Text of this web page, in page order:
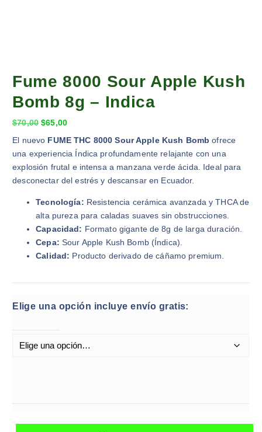
Fume 8000 Sour Apple Kush
Bomb 8g – Indica
$70,00 $65,00
El nuevo FUME THC 8000 Sour Apple Kush Bomb ofrece
una experiencia Índica profundamente relajante con una
explosión frutal e intensa a manzana verde ácida. Ideal para
desconectar del estrés y descansar en Ecuador.
Tecnología: Resistencia cerámica avanzada y THCA de
alta pureza para caladas suaves sin obstrucciones.
Capacidad: Formato gigante de 8g de larga duración.
Cepa: Sour Apple Kush Bomb (Índica).
Calidad: Producto derivado de cáñamo premium.
Elige una opción incluye envío gratis: